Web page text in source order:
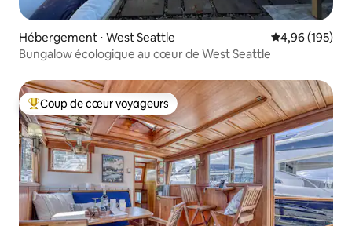
Hébergement ⋅ West Seattle Évaluation
4,96 (195)
Bungalow écologique au cœur de West Seattle
Coups de cœur voyageurs les plus appréciés
Coup de cœur voyageurs